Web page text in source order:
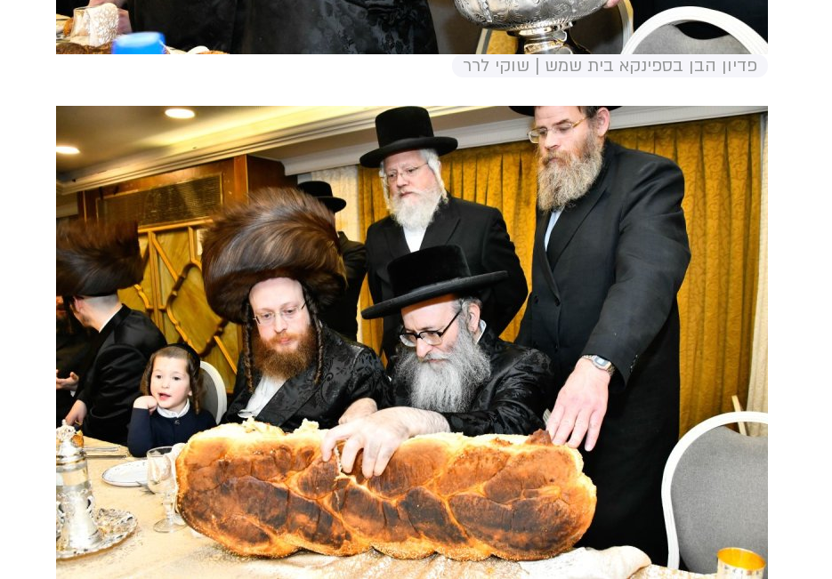
פדיון הבן בספינקא בית שמש | שוקי לרר